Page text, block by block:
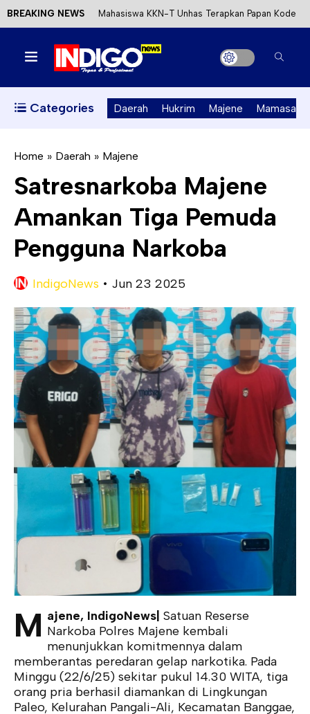
BREAKING NEWS Mahasiswa KKN-T Unhas Terapkan Papan Kode
Etik Wisata di Pantai Lawere Desa Lotang Salo
Satu DPO Pengeroyokan SPBU Tapalang
Ditangkap, Satu Lagi Kabur ke Kalimantan
Perizinan Air Tanah melalui Aplikasi SAPO
Kecewa Kapolresta Absen, APPK Mamuju
Soroti Kejanggalan Kasus Tambang Emas Ilegal
Categories Daerah Hukrim Majene Mamasa
Home » Daerah » Majene
Satresnarkoba Majene
Amankan Tiga Pemuda
Pengguna Narkoba
IndigoNews • Jun 23 2025
M ajene, IndigoNews| Satuan Reserse
Narkoba Polres Majene kembali
menunjukkan komitmennya dalam
memberantas peredaran gelap narkotika. Pada
Minggu (22/6/25) sekitar pukul 14.30 WITA, tiga
orang pria berhasil diamankan di Lingkungan
Paleo, Kelurahan Pangali-Ali, Kecamatan Banggae,